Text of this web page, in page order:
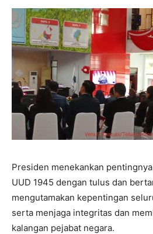
Presiden menekankan
UUD 1945 dengan tulus dan
mengutamakan kepentingan
serta menjaga integritas dan
kalangan pejabat negara.